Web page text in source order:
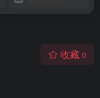
收藏 0